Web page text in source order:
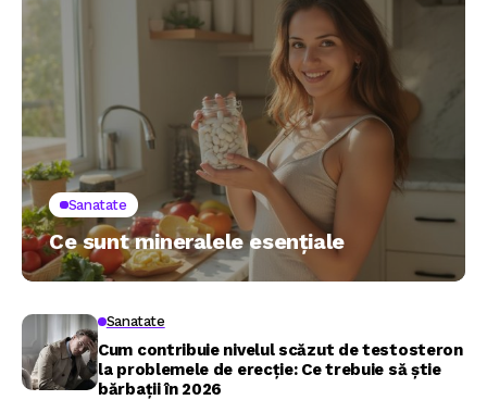
Sanatate
Ce sunt mineralele esențiale
Sanatate
Cum contribuie nivelul scăzut de testosteron
la problemele de erecție: Ce trebuie să știe
bărbații în 2026